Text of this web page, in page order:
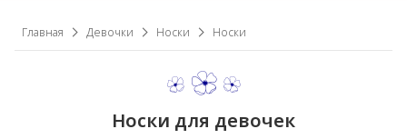
Главная Девочки Носки Носки
Носки для девочек